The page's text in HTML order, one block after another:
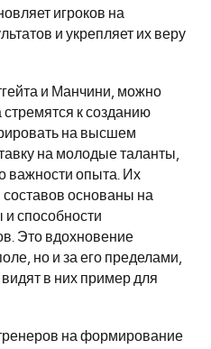
игроков на
и укрепляет их веру
и Манчини, можно
стремятся к созданию
на высшем
на молодые таланты,
важности опыта. Их
основаны на
способности
Это вдохновение
но и за его пределами,
в них пример для
на формирование